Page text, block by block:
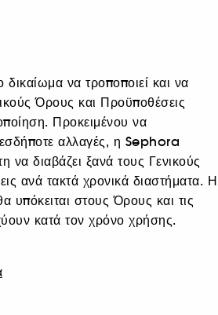
να τροποποιεί και να
Όρους και Προϋποθέσεις
Προκειμένου να
αλλαγές, η Sephora
να διαβάζει ξανά τους Γενικούς
ανά τακτά χρονικά διαστήματα. Η
υπόκειται στους Όρους και τις
κατά τον χρόνο χρήσης.